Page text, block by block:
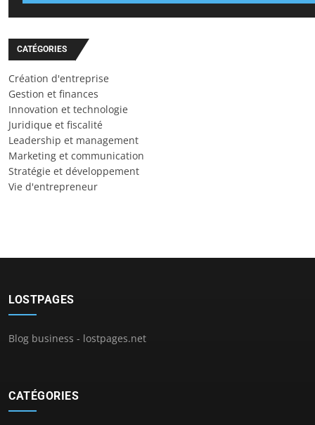
CATÉGORIES
Création d'entreprise
Gestion et finances
Innovation et technologie
Juridique et fiscalité
Leadership et management
Marketing et communication
Stratégie et développement
Vie d'entrepreneur
LOSTPAGES
Blog business - lostpages.net
CATÉGORIES